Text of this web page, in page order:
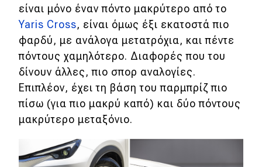
είναι μόνο έναν πόντο μακρύτερο από το
Yaris Cross, είναι όμως έξι εκατοστά πιο
φαρδύ, με ανάλογα μετατρόχια, και πέντε
πόντους χαμηλότερο. Διαφορές που του
δίνουν άλλες, πιο σπορ αναλογίες.
Επιπλέον, έχει τη βάση του παρμπρίζ πιο
πίσω (για πιο μακρύ καπό) και δύο πόντους
μακρύτερο μεταξόνιο.